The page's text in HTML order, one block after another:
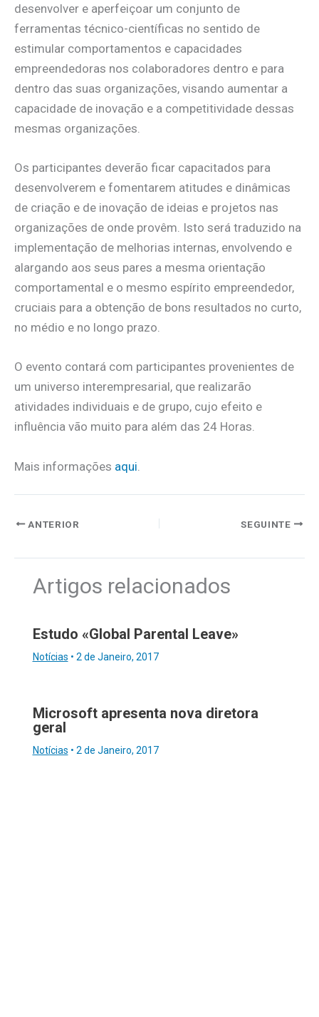
desenvolver e aperfeiçoar um conjunto de
ferramentas técnico-científicas no sentido de
estimular comportamentos e capacidades
empreendedoras nos colaboradores dentro e para
dentro das suas organizações, visando aumentar a
capacidade de inovação e a competitividade dessas
mesmas organizações.
Os participantes deverão ficar capacitados para
desenvolverem e fomentarem atitudes e dinâmicas
de criação e de inovação de ideias e projetos nas
organizações de onde provêm. Isto será traduzido na
implementação de melhorias internas, envolvendo e
alargando aos seus pares a mesma orientação
comportamental e o mesmo espírito empreendedor,
cruciais para a obtenção de bons resultados no curto,
no médio e no longo prazo.
O evento contará com participantes provenientes de
um universo interempresarial, que realizarão
atividades individuais e de grupo, cujo efeito e
influência vão muito para além das 24 Horas.
Mais informações aqui
ANTERIOR SEGUINTE
Artigos relacionados
Estudo «Global Parental Leave»
Notícias • 2 de Janeiro, 2017
Microsoft apresenta nova diretora
geral
Notícias • 2 de Janeiro, 2017